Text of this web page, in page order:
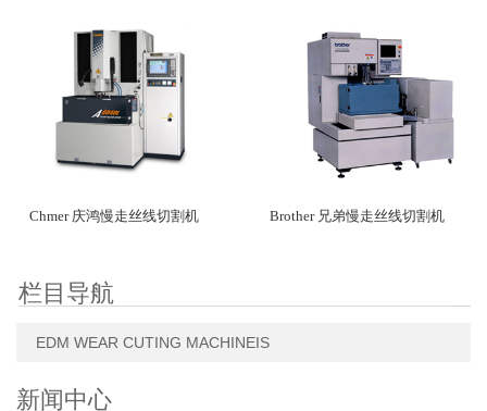
Chmer 庆鸿慢走丝线切割机 Brother 兄弟慢走丝线切割机
栏目导航
EDM WEAR CUTING MACHINEIS
新闻中心